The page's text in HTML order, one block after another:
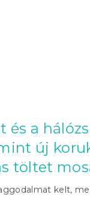
és a
új
töltet
kelt,